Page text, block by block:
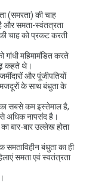
(समरता) की चाह
और समता-स्वंतत्रता
चाह को प्रकट करती
गांधी महिमामंडित करते
कहते थे।
और पूंजीपतियों
के साथ बंधुता के
का सबसे कम इस्तेमाल है,
अधिक नापसंद है।
बार-बार उल्लेख होता
बंधुता का ही
समता एवं स्वतंत्रता